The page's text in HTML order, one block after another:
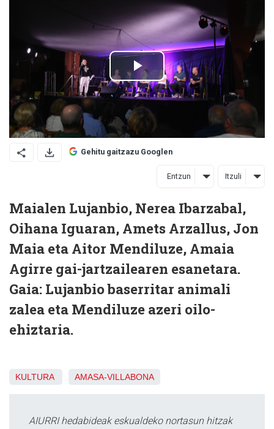
Gehitu gaitzazu Googlen
Entzun Itzuli
Maialen Lujanbio, Nerea Ibarzabal,
Oihana Iguaran, Amets Arzallus, Jon
Maia eta Aitor Mendiluze, Amaia
Agirre gai-jartzailearen esanetara.
Gaia: Lujanbio baserritar animali
zalea eta Mendiluze azeri oilo-
ehiztaria.
KULTURA AMASA-VILLABONA
AIURRI hedabideak eskualdeko nortasun hitzak